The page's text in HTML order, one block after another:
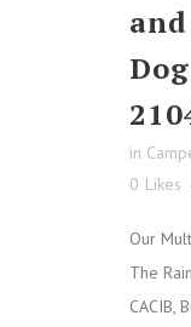
in
0 Likes
Our
The
CACIB,